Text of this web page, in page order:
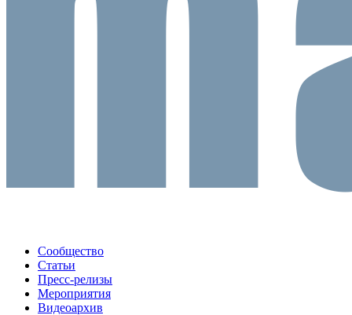
Сообщество
Статьи
Пресс-релизы
Мероприятия
Видеоархив